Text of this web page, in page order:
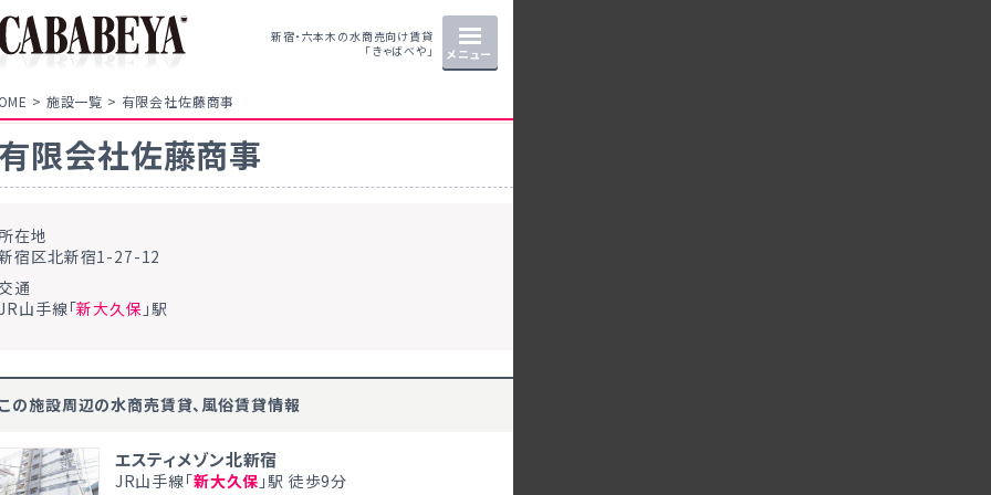
新宿・六本木の水商売向け賃貸
「きゃばべや」
メニュー
施設一覧 有限会社佐藤商事
限会社佐藤商事
在地
宿区北新宿1-27-12
通
山手線「新大久保 」駅
の施設周辺の水商売賃貸、風俗賃貸情報
エスティメゾン北新宿
JR山手線「新大久保 」駅 徒歩9分